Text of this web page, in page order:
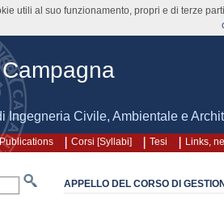
Ingegneria Civile, Ambientale e
Publications Corsi [Syllabi] Tesi Links,
APPELLO DEL CORSO DI
utili al suo funzionamento, propri e di terze